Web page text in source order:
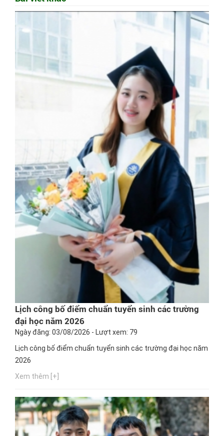
Lịch công bố điểm chuẩn tuyển sinh các trường
đại học năm 2026
Ngày đăng: 03/08/2026 - Lượt xem: 79
Lịch công bố điểm chuẩn tuyển sinh các trường đại học năm
2026
Xem thêm [+]